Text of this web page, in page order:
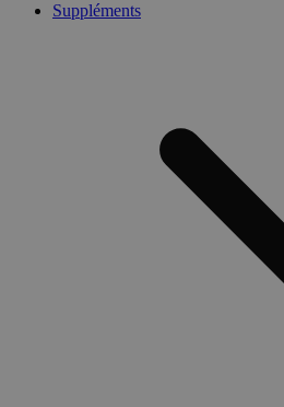
Suppléments